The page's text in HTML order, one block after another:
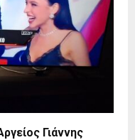
Γιάννης